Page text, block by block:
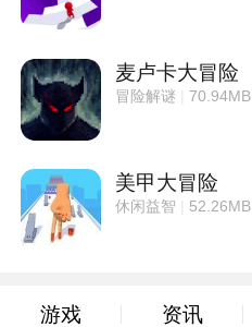
麦卢卡大冒险
冒险解谜| 70.94MB
美甲大冒险
休闲益智 52.26MB
游戏 资讯